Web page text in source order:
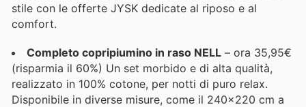
stile con le offerte JYSK dedicate al riposo e al
comfort.
Completo copripiumino in raso NELL – ora 35,95€
(risparmia il 60%) Un set morbido e di alta qualità,
realizzato in 100% cotone, per notti di puro relax.
Disponibile in diverse misure, come il 240x220 cm a